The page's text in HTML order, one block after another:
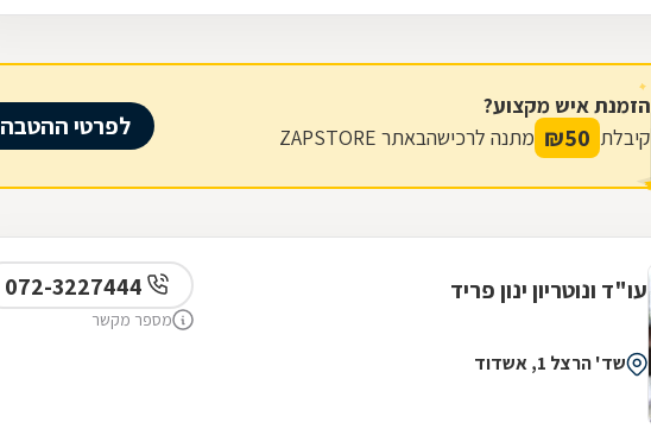
הזמנת איש מקצוע?
קיבלת 50
₪ מתנה לרכישהבאתר ZAPSTORE לפרטי ההטבה
עו"ד ונוטריון ינון פריד
שד' הרצל 1, אשדוד
מספר מקשר